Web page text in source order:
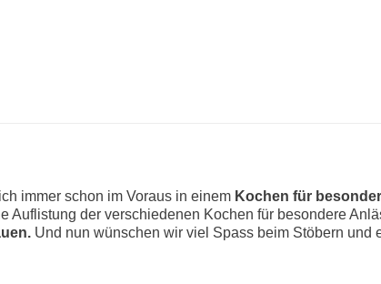
immer schon im Voraus in einem Kochen für
der verschiedenen Kochen für besondere
Und nun wünschen wir viel Spass beim Stöbern und